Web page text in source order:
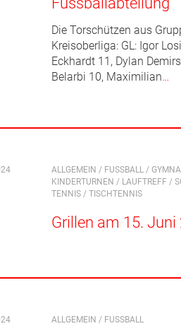
Die Torschützen aus
Kreisoberliga: GL: Igor
Eckhardt 11, Dylan
Belarbi 10, Maximilian…
ALLGEMEIN / FUSSBALL /
KINDERTURNEN / LAUFTREFF/
TENNIS/ TISCHTENNIS
Grillen am 15. Juni
ALLGEMEIN / FUSSBALL